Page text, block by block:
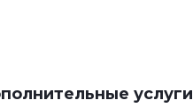
услуги